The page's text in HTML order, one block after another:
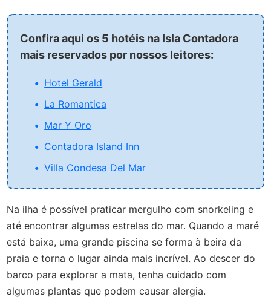
Confira aqui os 5 hotéis na Isla Contadora
mais reservados por nossos leitores:
Hotel Gerald
La Romantica
Mar Y Oro
Contadora Island Inn
Villa Condesa Del Mar
Na ilha é possível praticar mergulho com snorkeling e
até encontrar algumas estrelas do mar. Quando a maré
está baixa, uma grande piscina se forma à beira da
praia e torna o lugar ainda mais incrível. Ao descer do
barco para explorar a mata, tenha cuidado com
algumas plantas que podem causar alergia.